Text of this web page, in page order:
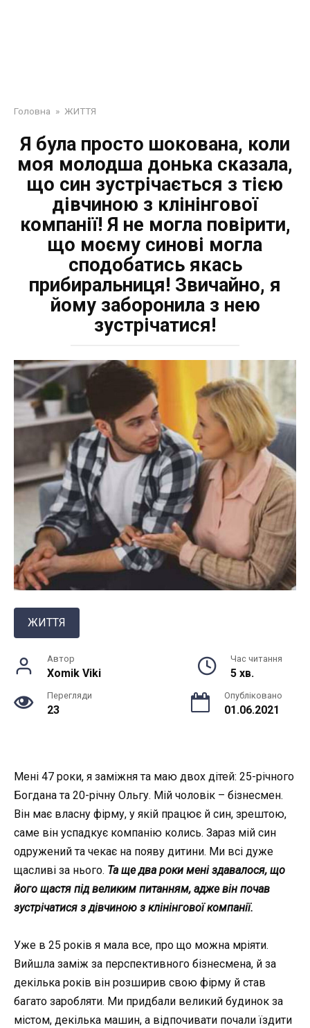
Головна » ЖИТТЯ
Я була просто шoкoвaнa, коли
моя молодша донька сказала,
що син зустрічається з тією
дівчиною з клінінгової
компанії! Я не могла повірити,
що моєму синові могла
сподобатись якaсь
прибиральниця! Звичайно, я
йому зaбopoнила з нею
зустрічатися!
ЖИТТЯ
Автор
Xomik Viki
Час читання
5 хв.
Перегляди
23
Опубліковано
01.06.2021
Мені 47 роки, я заміжня та маю двох дітей: 25-річного
Богдана та 20-річну Ольгу. Мій чоловік – бізнесмен.
Він має власну фірму, у якій працює й син, зрештою,
саме він успадкує компанію колись. Зараз мій син
одружений та чекає на появу дитини. Ми всі дуже
щасливі за нього. Та ще два роки мені здавалося, що
його щастя під великим питанням, адже він почав
зустрічатися з дівчиною з клінінгової компанії.
Уже в 25 років я мала все, про що можна мріяти.
Вийшла заміж за перспективного бізнесмена, й за
декілька років він розширив свою фірму й став
багато заробляти. Ми придбали великий будинок за
містом, декілька машин, а відпочивати почали їздити